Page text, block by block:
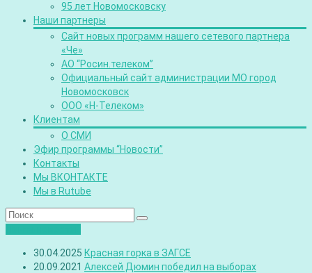
95 лет Новомосковску
Наши партнеры
Сайт новых программ нашего сетевого партнера
«Че»
АО “Росин.телеком”
Официальный сайт администрации МО город
Новомосковск
ООО «Н-Телеком»
Клиентам
О СМИ
Эфир программы “Новости”
Контакты
Мы ВКОНТАКТЕ
Мы в Rutube
30.04.2025 Красная горка в ЗАГСЕ
20.09.2021 Алексей Дюмин победил на выборах